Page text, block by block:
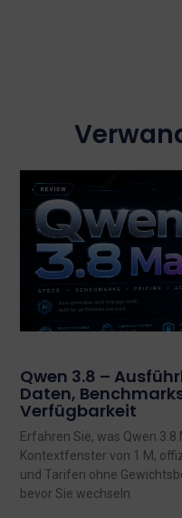
Qwen 3.8 –
Daten,
Verfügbarkeit
Erfahren Sie, was Qwen
Kontextfenster von 1 M,
und Tarifen ohne
bevor Sie wechseln.